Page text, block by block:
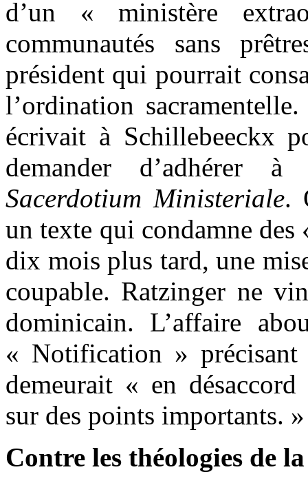
d’un « ministère
communautés sans
président qui pourrait
l’ordination
écrivait à Schillebeeckx
demander d’adhérer
Sacerdotium Ministeriale.
un texte qui condamne des
dix mois plus tard, une
coupable. Ratzinger ne
dominicain. L’affaire
« Notification » précisant
demeurait « en désaccord
sur des points importants. »
Contre les théologies de